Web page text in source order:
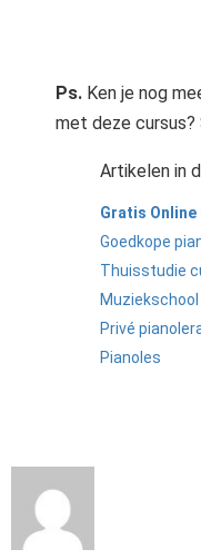
Ps. Ken je nog
met deze cursus?
Artikelen in
Gratis
Goedkope
Thuisstudie
Muziekschool
Privé
Pianoles